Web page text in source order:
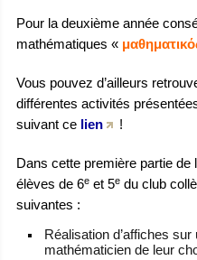
Pour la deuxième année
mathématiques «
Vous pouvez d’ailleurs
différentes activités
suivant ce lien !
Dans cette première partie de
élèves de 6e et 5e du club
suivantes :
Réalisation d’affiches
mathématicien de leur